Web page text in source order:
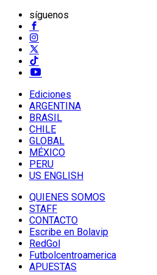
síguenos
Ediciones
ARGENTINA
BRASIL
CHILE
GLOBAL
MÉXICO
PERU
US ENGLISH
QUIENES SOMOS
STAFF
CONTACTO
Escribe en Bolavip
RedGol
Futbolcentroamerica
APUESTAS